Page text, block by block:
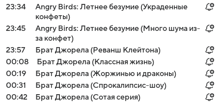
23:34
Angry Birds: Летнее безумие (Украденные
конфеты)
23:45
Angry Birds: Летнее безумие (Много шума из-
за конфет)
23:57
Брат Джорела (Реванш Клейтона)
00:08
Брат Джорела (Классная жизнь)
00:19
Брат Джорела (Жоржинью и драконы)
00:31
Брат Джорела (Спрокалипсис-шоу)
00:42
Брат Джорела (Сотая серия)